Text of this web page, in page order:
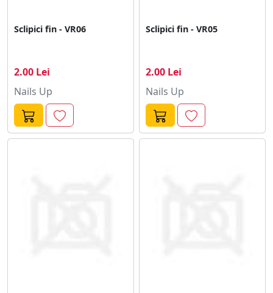
Sclipici fin - VR06
2.00 Lei
Nails Up
Sclipici fin - VR05
2.00 Lei
Nails Up